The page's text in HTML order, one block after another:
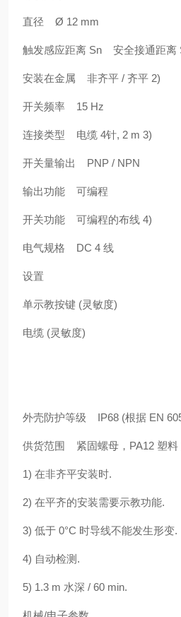
直径 Ø 12 mm
触发感应距离 Sn 安全接通距
安装在金属 非齐平 / 齐平 2)
开关频率 15 Hz
连接类型 电缆 4针, 2 m 3)
开关量输出 PNP / NPN
输出功能 可编程
开关功能 可编程的布线 4)
电气规格 DC 4 线
设置
单示教按键 (灵敏度)
电缆 (灵敏度)
外壳防护等级 IP68 (根据 EN
供货范围 紧固螺母，PA12 塑
1) 在非齐平安装时.
2) 在平齐的安装需要示教功能.
3) 低于 0°C 时导线不能发生形变.
4) 自动检测.
5) 1.3 m 水深 / 60 min.